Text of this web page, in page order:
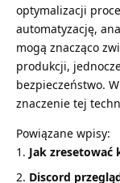
optymalizacji
automatyzację,
mogą znacząco
produkcji,
bezpieczeństwo.
znaczenie tej
Powiązane wpisy:
Jak zresetować
Discord